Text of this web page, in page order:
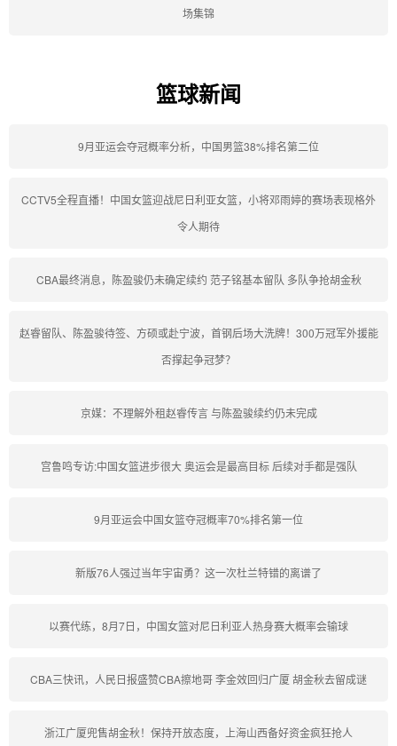
场集锦
篮球新闻
9月亚运会夺冠概率分析，中国男篮38%排名第二位
CCTV5全程直播！中国女篮迎战尼日利亚女篮，小将邓雨婷的赛场表现格外
令人期待
CBA最终消息，陈盈骏仍未确定续约 范子铭基本留队 多队争抢胡金秋
赵睿留队、陈盈骏待签、方硕或赴宁波，首钢后场大洗牌！300万冠军外援能
否撑起争冠梦？
京媒：不理解外租赵睿传言 与陈盈骏续约仍未完成
宫鲁鸣专访:中国女篮进步很大 奥运会是最高目标 后续对手都是强队
9月亚运会中国女篮夺冠概率70%排名第一位
新版76人强过当年宇宙勇？这一次杜兰特错的离谱了
以赛代练，8月7日，中国女篮对尼日利亚人热身赛大概率会输球
CBA三快讯，人民日报盛赞CBA擦地哥 李金效回归广厦 胡金秋去留成谜
浙江广厦兜售胡金秋！保持开放态度，上海山西备好资金疯狂抢人